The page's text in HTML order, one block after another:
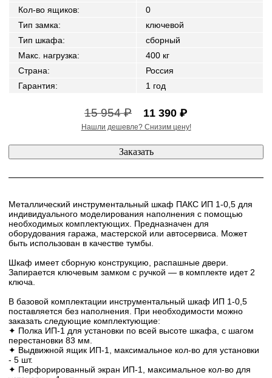
Кол-во ящиков:
0
Тип замка:
ключевой
Тип шкафа:
сборный
Макс. нагрузка:
400 кг
Страна:
Россия
Гарантия: 1 год
15 954 ₽ 11 390 ₽
Нашли дешевле? Снизим цену!
Металлический инструментальный шкаф ПАКС ИП 1-0,5 для
индивидуального моделирования наполнения с помощью
необходимых комплектующих. Предназначен для
оборудования гаража, мастерской или автосервиса. Может
быть использован в качестве тумбы.
Шкаф имеет сборную конструкцию, распашные двери.
Запирается ключевым замком с ручкой — в комплекте идет 2
ключа.
В базовой комплектации инструментальный шкаф ИП 1-0,5
поставляется без наполнения. При необходимости можно
заказать следующие комплектующие:
✦ Полка ИП-1 для установки по всей высоте шкафа, с шагом
перестановки 83 мм.
✦ Выдвижной ящик ИП-1, максимальное кол-во для установки
- 5 шт.
✦ Перфорированный экран ИП-1, максимальное кол-во для